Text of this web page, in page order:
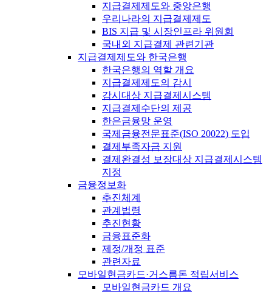
지급결제제도와 중앙은행
우리나라의 지급결제제도
BIS 지급 및 시장인프라 위원회
국내외 지급결제 관련기관
지급결제제도와 한국은행
한국은행의 역할 개요
지급결제제도의 감시
감시대상 지급결제시스템
지급결제수단의 제공
한은금융망 운영
국제금융전문표준(ISO 20022) 도입
결제부족자금 지원
결제완결성 보장대상 지급결제시스템
지정
금융정보화
추진체계
관계법령
추진현황
금융표준화
제정/개정 표준
관련자료
모바일현금카드·거스름돈 적립서비스
모바일현금카드 개요